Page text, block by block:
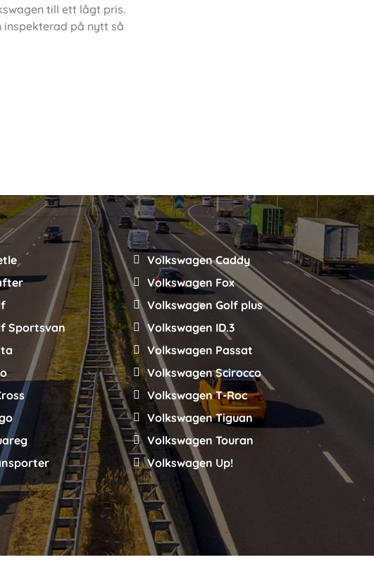
till ett lågt pris.
på nytt så
Volkswagen Caddy
Volkswagen Fox
Volkswagen Golf plus
Sportsvan
Volkswagen ID.3
Volkswagen Passat
Volkswagen Scirocco
Volkswagen T-Roc
Volkswagen Tiguan
Volkswagen Touran
Volkswagen Up!